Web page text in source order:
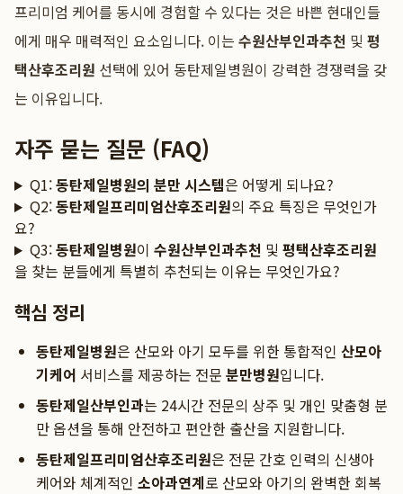
프리미엄 케어를 동시에 경험할 수 있다는 것은 바쁜 현대인들
에게 매우 매력적인 요소입니다. 이는 수원산부인과추천 및 평
택산후조리원 선택에 있어 동탄제일병원이 강력한 경쟁력을 갖
는 이유입니다.
자주 묻는 질문 (FAQ)
Q1:동탄제일병원의 분만 시스템은 어떻게 되나요?
Q2:동탄제일프리미엄산후조리원의 주요 특징은 무엇인가
요?
Q3:동탄제일병원이 수원산부인과추천 및 평택산후조리원
을 찾는 분들에게 특별히 추천되는 이유는 무엇인가요?
핵심 정리
동탄제일병원은 산모와 아기 모두를 위한 통합적인 산모아
기케어 서비스를 제공하는 전문 분만병원입니다.
동탄제일산부인과는 24시간 전문의 상주 및 개인 맞춤형 분
만 옵션을 통해 안전하고 편안한 출산을 지원합니다.
동탄제일프리미엄산후조리원은 전문 간호 인력의 신생아
케어와 체계적인 소아과연계로 산모와 아기의 완벽한 회복